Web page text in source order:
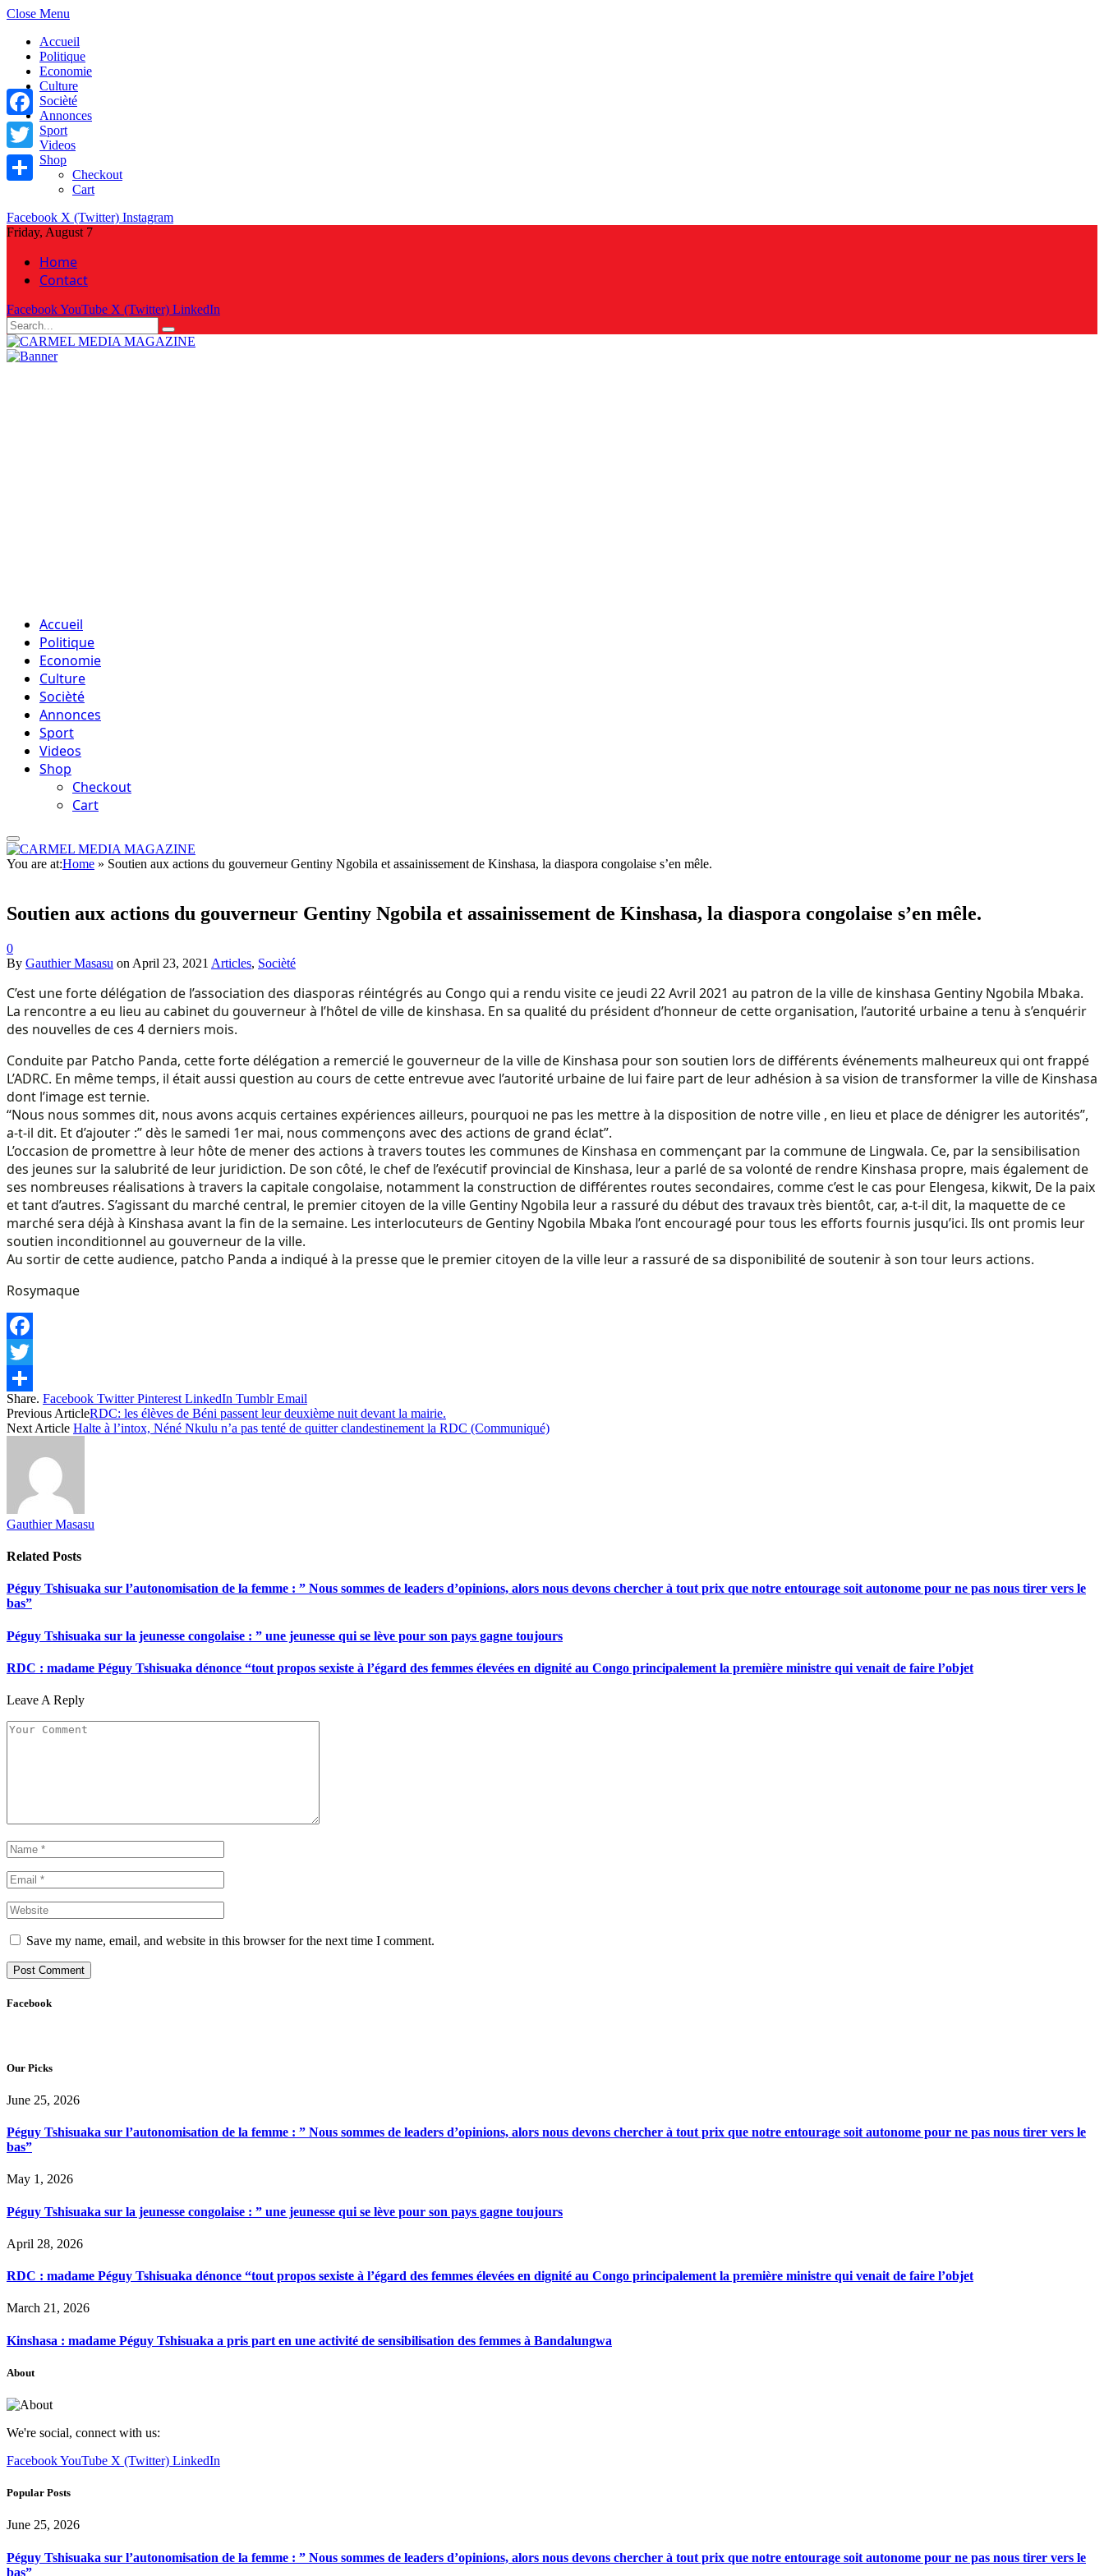
Close Menu
Accueil
Politique
Economie
Culture
Socièté
Annonces
Sport
Videos
Shop
Checkout
Cart
Facebook X (Twitter) Instagram
Friday, August 7
Home
Contact
FacebookYouTube X (Twitter) LinkedIn
Accueil
Politique
Economie
Culture
Socièté
Annonces
Sport
Videos
Shop
Checkout
Cart
You are at:Home » Soutien aux actions du gouverneur Gentiny Ngobila et assainissement de Kinshasa, la diaspora congolaise s’en mêle.
Soutien aux actions du gouverneur Gentiny Ngobila et assainissement de Kinshasa, la diaspora congolaise s’en mêle.
0
By Gauthier Masasu on April 23, 2021 Articles, Socièté
C’est une forte délégation de l’association des diasporas réintégrés au Congo qui a rendu visite ce jeudi 22 Avril 2021 au patron de la ville de kinshasa Gentiny Ngobila Mbaka.
La rencontre a eu lieu au cabinet du gouverneur à l’hôtel de ville de kinshasa. En sa qualité du président d’honneur de cette organisation, l’autorité urbaine a tenu à s’enquérir
des nouvelles de ces 4 derniers mois.
Conduite par Patcho Panda, cette forte délégation a remercié le gouverneur de la ville de Kinshasa pour son soutien lors de différents événements malheureux qui ont frappé
L’ADRC. En même temps, il était aussi question au cours de cette entrevue avec l’autorité urbaine de lui faire part de leur adhésion à sa vision de transformer la ville de Kinshasa
dont l’image est ternie.
“Nous nous sommes dit, nous avons acquis certaines expériences ailleurs, pourquoi ne pas les mettre à la disposition de notre ville , en lieu et place de dénigrer les autorités”,
a-t-il dit. Et d’ajouter :” dès le samedi 1er mai, nous commençons avec des actions de grand éclat”.
L’occasion de promettre à leur hôte de mener des actions à travers toutes les communes de Kinshasa en commençant par la commune de Lingwala. Ce, par la sensibilisation
des jeunes sur la salubrité de leur juridiction. De son côté, le chef de l’exécutif provincial de Kinshasa, leur a parlé de sa volonté de rendre Kinshasa propre, mais également de
ses nombreuses réalisations à travers la capitale congolaise, notamment la construction de différentes routes secondaires, comme c’est le cas pour Elengesa, kikwit, De la paix
et tant d’autres. S’agissant du marché central, le premier citoyen de la ville Gentiny Ngobila leur a rassuré du début des travaux très bientôt, car, a-t-il dit, la maquette de ce
marché sera déjà à Kinshasa avant la fin de la semaine. Les interlocuteurs de Gentiny Ngobila Mbaka l’ont encouragé pour tous les efforts fournis jusqu’ici. Ils ont promis leur
soutien inconditionnel au gouverneur de la ville.
Au sortir de cette audience, patcho Panda a indiqué à la presse que le premier citoyen de la ville leur a rassuré de sa disponibilité de soutenir à son tour leurs actions.
Rosymaque
Facebook
Twitter
Share
Share. Facebook Twitter Pinterest LinkedIn Tumblr Email
Previous ArticleRDC: les élèves de Béni passent leur deuxième nuit devant la mairie.
Next Article Halte à l’intox, Néné Nkulu n’a pas tenté de quitter clandestinement la RDC (Communiqué)
Gauthier Masasu
Related Posts
Péguy Tshisuaka sur l’autonomisation de la femme : ” Nous sommes de leaders d’opinions, alors nous devons chercher à tout prix que notre entourage soit autonome pour ne pas nous tirer vers le
bas”
Péguy Tshisuaka sur la jeunesse congolaise : ” une jeunesse qui se lève pour son pays gagne toujours
RDC : madame Péguy Tshisuaka dénonce “tout propos sexiste à l’égard des femmes élevées en dignité au Congo principalement la première ministre qui venait de faire l’objet
Leave A Reply
Save my name, email, and website in this browser for the next time I comment.
Facebook
Our Picks
June 25, 2026
Péguy Tshisuaka sur l’autonomisation de la femme : ” Nous sommes de leaders d’opinions, alors nous devons chercher à tout prix que notre entourage soit autonome pour ne pas nous tirer vers le
bas”
May 1, 2026
Péguy Tshisuaka sur la jeunesse congolaise : ” une jeunesse qui se lève pour son pays gagne toujours
April 28, 2026
RDC : madame Péguy Tshisuaka dénonce “tout propos sexiste à l’égard des femmes élevées en dignité au Congo principalement la première ministre qui venait de faire l’objet
March 21, 2026
Kinshasa : madame Péguy Tshisuaka a pris part en une activité de sensibilisation des femmes à Bandalungwa
About
We're social, connect with us:
FacebookYouTube X (Twitter) LinkedIn
Popular Posts
June 25, 2026
Péguy Tshisuaka sur l’autonomisation de la femme : ” Nous sommes de leaders d’opinions, alors nous devons chercher à tout prix que notre entourage soit autonome pour ne pas nous tirer vers le
bas”
Facebook
Twitter